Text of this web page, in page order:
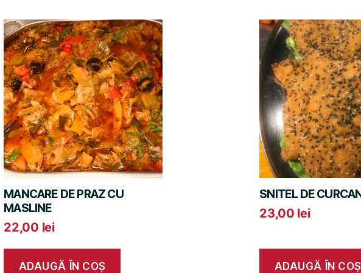
MANCARE DE PRAZ CU
MASLINE
22,00 lei
ADAUGĂ ÎN COȘ
SNITEL DE
23,00 lei
ADAUGĂ ÎN COȘ